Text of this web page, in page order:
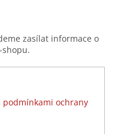
zasílat informace o
podmínkami ochrany